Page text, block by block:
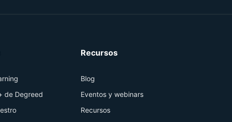
de Degreed
Recursos
Blog
Eventos y webinars
Recursos